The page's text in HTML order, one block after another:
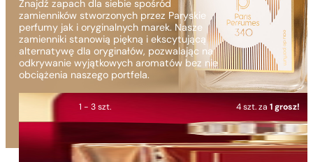
1 - 3 szt. 4 szt. za1 grosz!
Znajdź zapach dla siebie spośród
zamienników stworzonych przez Paryskie
perfumy jak i oryginalnych marek. Nasze
zamienniki stanowią piękną i ekscytującą
alternatywę dla oryginałów, pozwalając na
odkrywanie wyjątkowych aromatów bez nie
obciążenia naszego portfela.